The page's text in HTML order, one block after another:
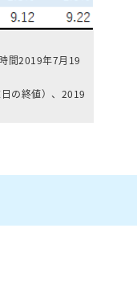
間2019年7月19
の終値）、2019